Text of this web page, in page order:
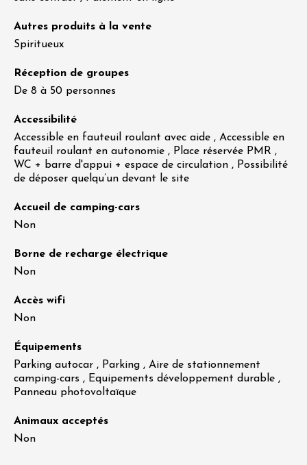
Autres produits à la vente
Spiritueux
Réception de groupes
De 8 à 50 personnes
Accessibilité
Accessible en fauteuil roulant avec aide , Accessible en
fauteuil roulant en autonomie , Place réservée PMR ,
WC + barre d'appui + espace de circulation , Possibilité
de déposer quelqu’un devant le site
Accueil de camping-cars
Non
Borne de recharge électrique
Non
Accès wifi
Non
Équipements
Parking autocar , Parking , Aire de stationnement
camping-cars , Equipements développement durable ,
Panneau photovoltaïque
Animaux acceptés
Non